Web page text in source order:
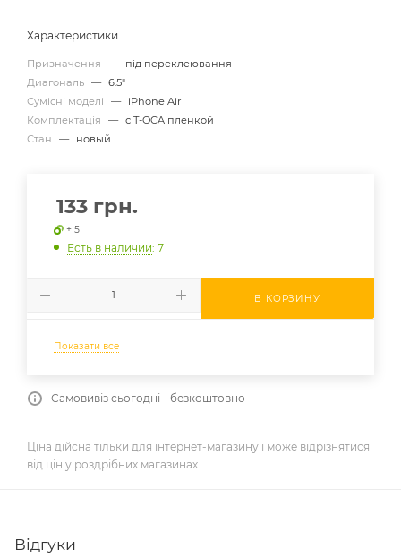
Характеристики
Призначення —
під переклеювання
Диагональ — 6.5"
Сумісні моделі
—
iPhone Air
Комплектація
— с T-OCA пленкой
Стан
— новый
133 грн.
+ 5
Есть в наличии: 7
В КОРЗИНУ
Показати все
Самовивіз сьогодні - безкоштовно
Ціна дійсна тільки для інтернет-магазину і може відрізнятися
від цін у роздрібних магазинах
Відгуки